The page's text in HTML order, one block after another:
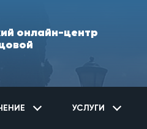
онлайн-центр
УСЛУГИ